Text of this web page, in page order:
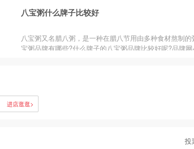
八宝粥什么牌子比较好
八宝粥又名腊八粥，是一种在腊八节用由多种食材熬制的
宝粥品牌有哪些?什么牌子的八宝粥品牌比较好呢?品牌
进店逛逛>
投